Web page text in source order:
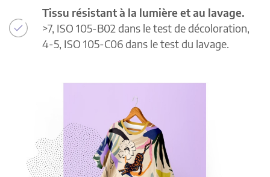
Tissu résistant à la lumière et au lavage.
>7, ISO 105-B02 dans le test de décoloration,
4-5, ISO 105-C06 dans le test du lavage.